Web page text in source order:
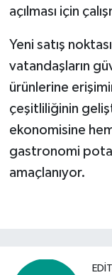
açılması için
Yeni satış
vatandaşların
ürünlerine
çeşitliliğinin
ekonomisine hem
gastronomi
amaçlanıyor.